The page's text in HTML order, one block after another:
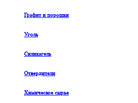
Графит и порошки
Уголь
Силикагель
Отвердители
Химическое сырье